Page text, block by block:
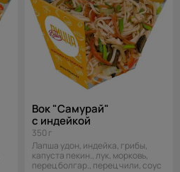
Вок "Самурай"
с индейкой
350 г
Лапша удон, индейка, грибы,
капуста пекин., лук, морковь,
перец болгар., перец чили, соус